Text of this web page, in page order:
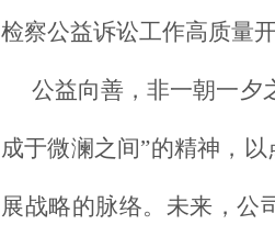
检察公益诉讼工作高质量
公益向善，非一朝一夕
成于微澜之间”的精神，
展战略的脉络。未来，公